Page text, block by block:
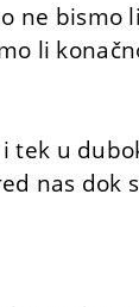
ne bismo
li
tek u
nas dok